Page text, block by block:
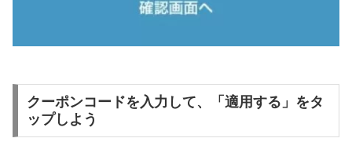
クーポンコードを入力して、「適用する」をタ
ップしよう